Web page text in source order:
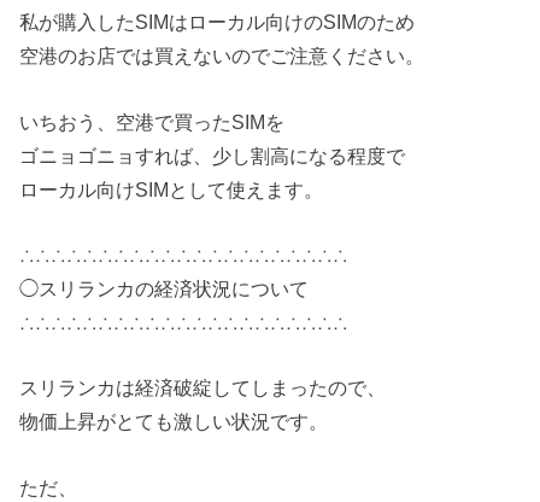
私が購入したSIMはローカル向けのSIMのため
空港のお店では買えないのでご注意ください。
いちおう、空港で買ったSIMを
ゴニョゴニョすれば、少し割高になる程度で
ローカル向けSIMとして使えます。
∴∴∴∴∴∴∴∴∴∴∴∴∴∴∴∴∴∴∴∴∴
◯スリランカの経済状況について
∴∴∴∴∴∴∴∴∴∴∴∴∴∴∴∴∴∴∴∴∴
スリランカは経済破綻してしまったので、
物価上昇がとても激しい状況です。
ただ、